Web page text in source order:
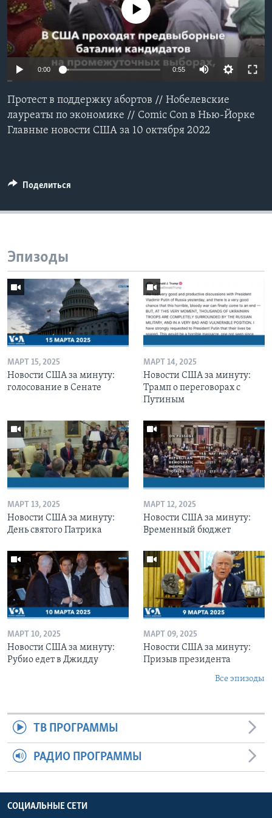
Learning English
СОЦИАЛЬНЫЕ СЕТИ
Языки
No media source currently available
0:00 0:55
Протест в поддержку абортов // Нобелевские
лауреаты по экономике // Comic Con в Нью-Йорке
Главные новости США за 10 октября 2022
Поделиться
Эпизоды
МАРТ 15, 2025
Новости США за минуту:
голосование в Сенате
МАРТ 14, 2025
Новости США за минуту:
Трамп о переговорах с
Путиным
МАРТ 13, 2025
Новости США за минуту:
День святого Патрика
МАРТ 12, 2025
Новости США за минуту:
Временный бюджет
МАРТ 10, 2025
Новости США за минуту:
Рубио едет в Джидду
МАРТ 09, 2025
Новости США за минуту:
Призыв президента
Все эпизоды
ТВ ПРОГРАММЫ
РАДИО ПРОГРАММЫ
СОЦИАЛЬНЫЕ СЕТИ